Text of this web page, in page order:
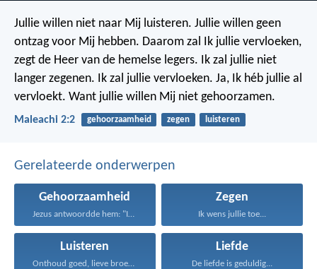
Jullie willen niet naar Mij luisteren. Jullie willen geen
ontzag voor Mij hebben. Daarom zal Ik jullie vervloeken,
zegt de Heer van de hemelse legers. Ik zal jullie niet
langer zegenen. Ik zal jullie vervloeken. Ja, Ik héb jullie al
vervloekt. Want jullie willen Mij niet gehoorzamen.
Maleachi 2:2 gehoorzaamheid zegen luisteren
Gerelateerde onderwerpen
Gehoorzaamheid
Jezus antwoordde hem: "Iemand...
Zegen
Ik wens jullie toe...
Luisteren
Onthoud goed, lieve broeders...
Liefde
De liefde is geduldig...